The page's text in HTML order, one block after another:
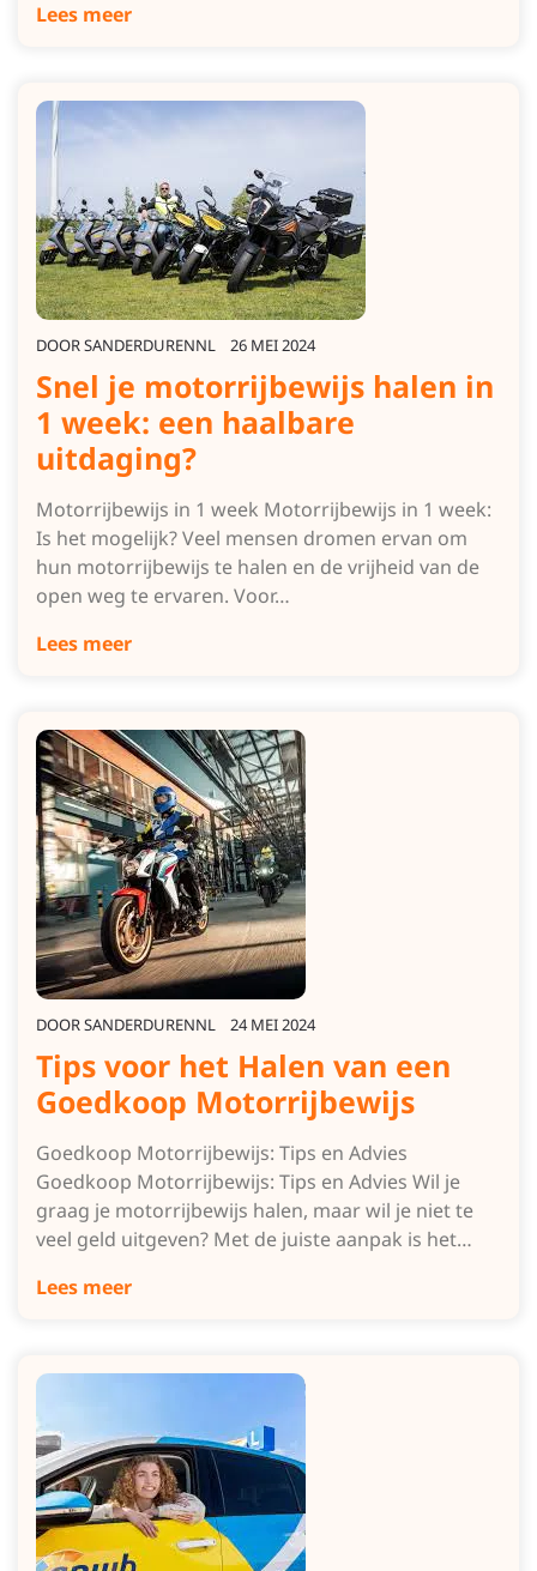
Lees meer
DOORSANDERDURENNL 26 MEI 2024
Snel je motorrijbewijs halen in
1 week: een haalbare
uitdaging?
Motorrijbewijs in 1 week Motorrijbewijs in 1 week:
Is het mogelijk? Veel mensen dromen ervan om
hun motorrijbewijs te halen en de vrijheid van de
open weg te ervaren. Voor…
Lees meer
DOORSANDERDURENNL 24 MEI 2024
Tips voor het Halen van een
Goedkoop Motorrijbewijs
Goedkoop Motorrijbewijs: Tips en Advies
Goedkoop Motorrijbewijs: Tips en Advies Wil je
graag je motorrijbewijs halen, maar wil je niet te
veel geld uitgeven? Met de juiste aanpak is het…
Lees meer